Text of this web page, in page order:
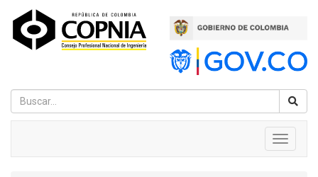
Pasar
contenido
Toggle